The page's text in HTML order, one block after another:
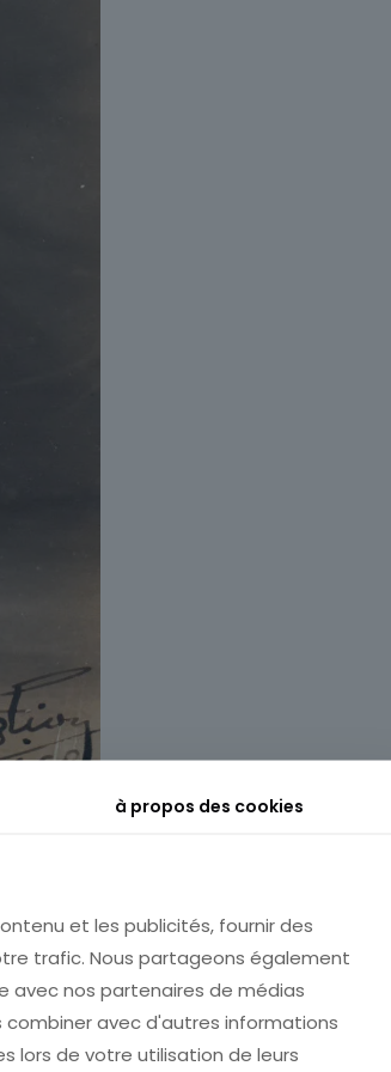
à propos des cookies
et les publicités, fournir des
trafic. Nous partageons également
avec nos partenaires de médias
avec d'autres informations
lors de votre utilisation de leurs